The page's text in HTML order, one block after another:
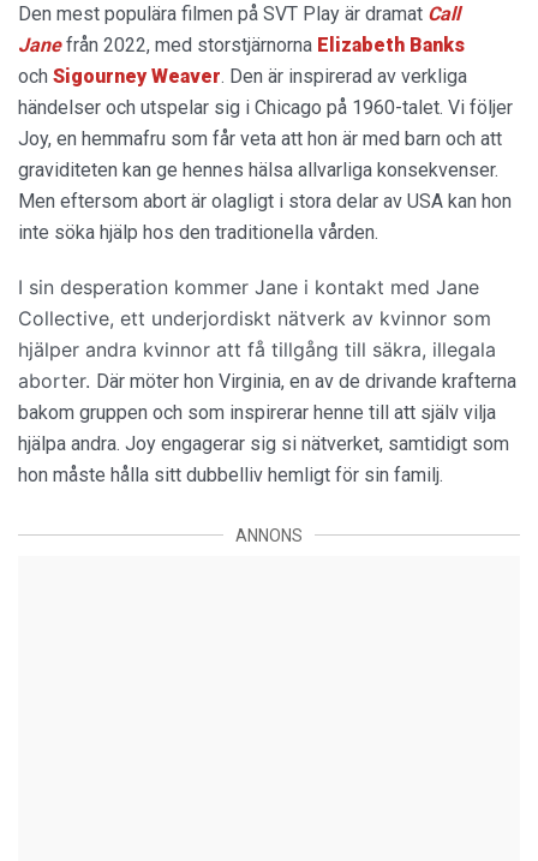
Den mest populära filmen på SVT Play är dramat Call
Jane från 2022, med storstjärnorna Elizabeth Banks
och Sigourney Weaver. Den är inspirerad av verkliga
händelser och utspelar sig i Chicago på 1960-talet. Vi följer
Joy, en hemmafru som får veta att hon är med barn och att
graviditeten kan ge hennes hälsa allvarliga konsekvenser.
Men eftersom abort är olagligt i stora delar av USA kan hon
inte söka hjälp hos den traditionella vården.
I sin desperation kommer Jane i kontakt med Jane
Collective, ett underjordiskt nätverk av kvinnor som
hjälper andra kvinnor att få tillgång till säkra, illegala
aborter. Där möter hon Virginia, en av de drivande krafterna
bakom gruppen och som inspirerar henne till att själv vilja
hjälpa andra. Joy engagerar sig si nätverket, samtidigt som
hon måste hålla sitt dubbelliv hemligt för sin familj.
ANNONS